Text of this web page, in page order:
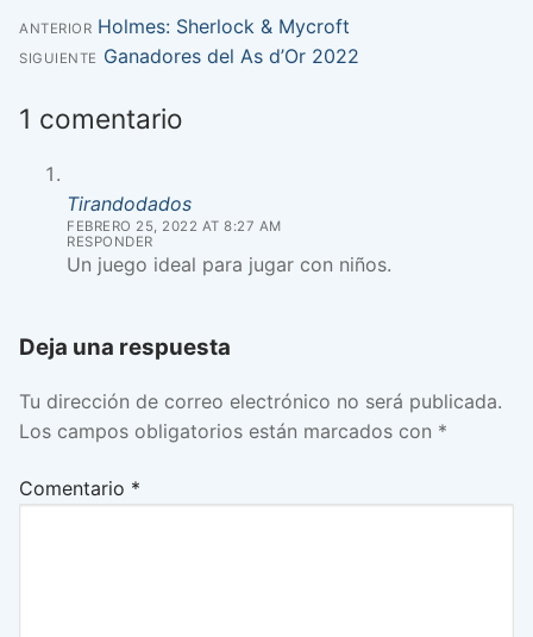
Navegación
entradas
ANTERIOR Entrada
anterior:
Holmes: Sherlock & Mycroft
SIGUIENTE Entrada
Ganadores del As d’Or 2022
1 comentario
Tirandodados
FEBRERO 25, 2022 AT 8:27 AM
RESPONDER
Un juego ideal para jugar con niños.
Deja una respuesta
Tu dirección de correo electrónico no será publicada.
Los campos obligatorios están marcados con *
Comentario *